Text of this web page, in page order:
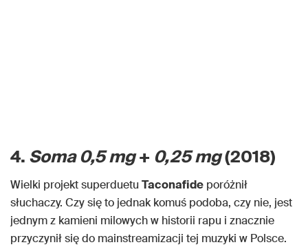
4. Soma 0,5 mg+ 0,25 mg(2018)
Wielki projekt superduetu Taconafide poróżnił
słuchaczy. Czy się to jednak komuś podoba, czy nie, jest
jednym z kamieni milowych w historii rapu i znacznie
przyczynił się do mainstreamizacji tej muzyki w Polsce.